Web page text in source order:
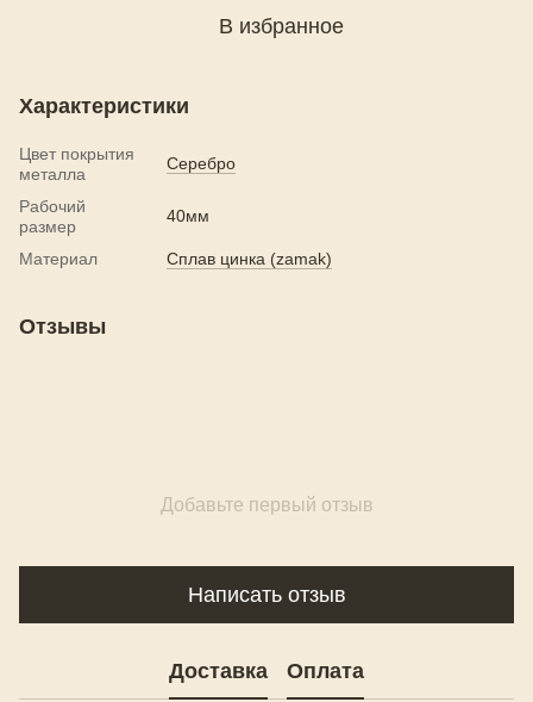
В избранное
Характеристики
Цвет покрытия
металла
Серебро
Рабочий
размер
40мм
Материал Сплав цинка (zamak)
Отзывы
Добавьте первый отзыв
Написать отзыв
Доставка Оплата